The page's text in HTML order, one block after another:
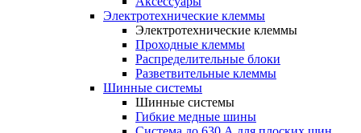
Электротехнические клеммы
Электротехнические клеммы
Проходные клеммы
Распределительные блоки
Разветвительные клеммы
Шинные системы
Шинные системы
Гибкие медные шины